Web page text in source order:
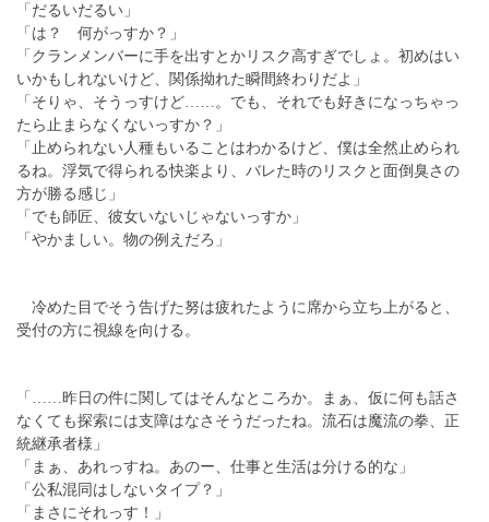
「だるいだるい」
「は？ 何がっすか？」
「クランメンバーに手を出すとかリスク高すぎでしょ。初めはい
いかもしれないけど、関係拗れた瞬間終わりだよ」
「そりゃ、そうっすけど……。でも、それでも好きになっちゃっ
たら止まらなくないっすか？」
「止められない人種もいることはわかるけど、僕は全然止められ
るね。浮気で得られる快楽より、バレた時のリスクと面倒臭さの
方が勝る感じ」
「でも師匠、彼女いないじゃないっすか」
「やかましい。物の例えだろ」
冷めた目でそう告げた努は疲れたように席から立ち上がると、
受付の方に視線を向ける。
「……昨日の件に関してはそんなところか。まぁ、仮に何も話さ
なくても探索には支障はなさそうだったね。流石は魔流の拳、正
統継承者様」
「まぁ、あれっすね。あのー、仕事と生活は分ける的な」
「公私混同はしないタイプ？」
「まさにそれっす！」